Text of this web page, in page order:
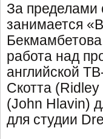
За пределами
занимается
работа над
английской
Скотта
(John Hlavin)
для студии